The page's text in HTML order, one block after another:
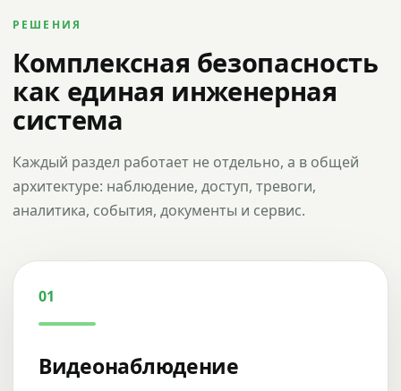
РЕШЕНИЯ
Комплексная безопасность
как единая инженерная
система
Каждый раздел работает не отдельно, а в общей
архитектуре: наблюдение, доступ, тревоги,
аналитика, события, документы и сервис.
01
Видеонаблюдение